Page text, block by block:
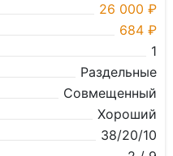
26 000 ₽
684 ₽
1
Раздельные
Совмещенный
Хороший
38/20/10